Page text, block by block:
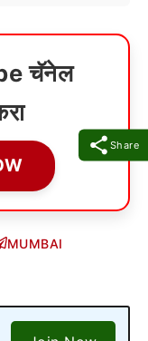
Share
चॅनेल
MUMBAI